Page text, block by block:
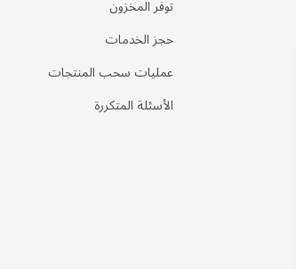
توفر المخزون
حجز الخدمات
عمليات سحب المنتجات
الأسئلة المتكررة